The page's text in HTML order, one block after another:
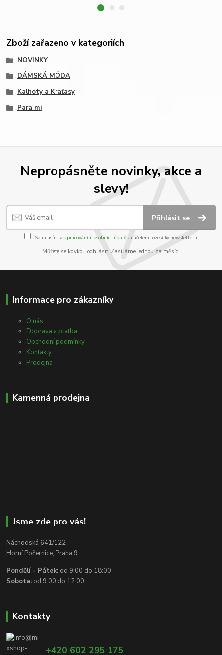
Zboží zařazeno v kategoriích
NOVINKY
DÁMSKÁ MÓDA
Kalhoty a Kraťasy
Para mi
Nepropásněte novinky, akce a
slevy!
Přihlásit se
Souhlasím se zpracováním osobních údajůza účelem rozesílky newsletteru.
Můžete se kdykoli odhlásit. Zasíláme jednou za měsíc.
Informace pro zákazníky
O nás
Doprava a platba
Obchodní podmínky
Kontakty
Prodejna
Kamenná prodejna
Jsme zde pro vás!
Náchodská 641/122
Horní Počernice, Praha 9
Pondělí - Pátek: od 9:00 do 18:00
Sobota: od 9:00 do 12:00
Kontakty
+420 602 295 175